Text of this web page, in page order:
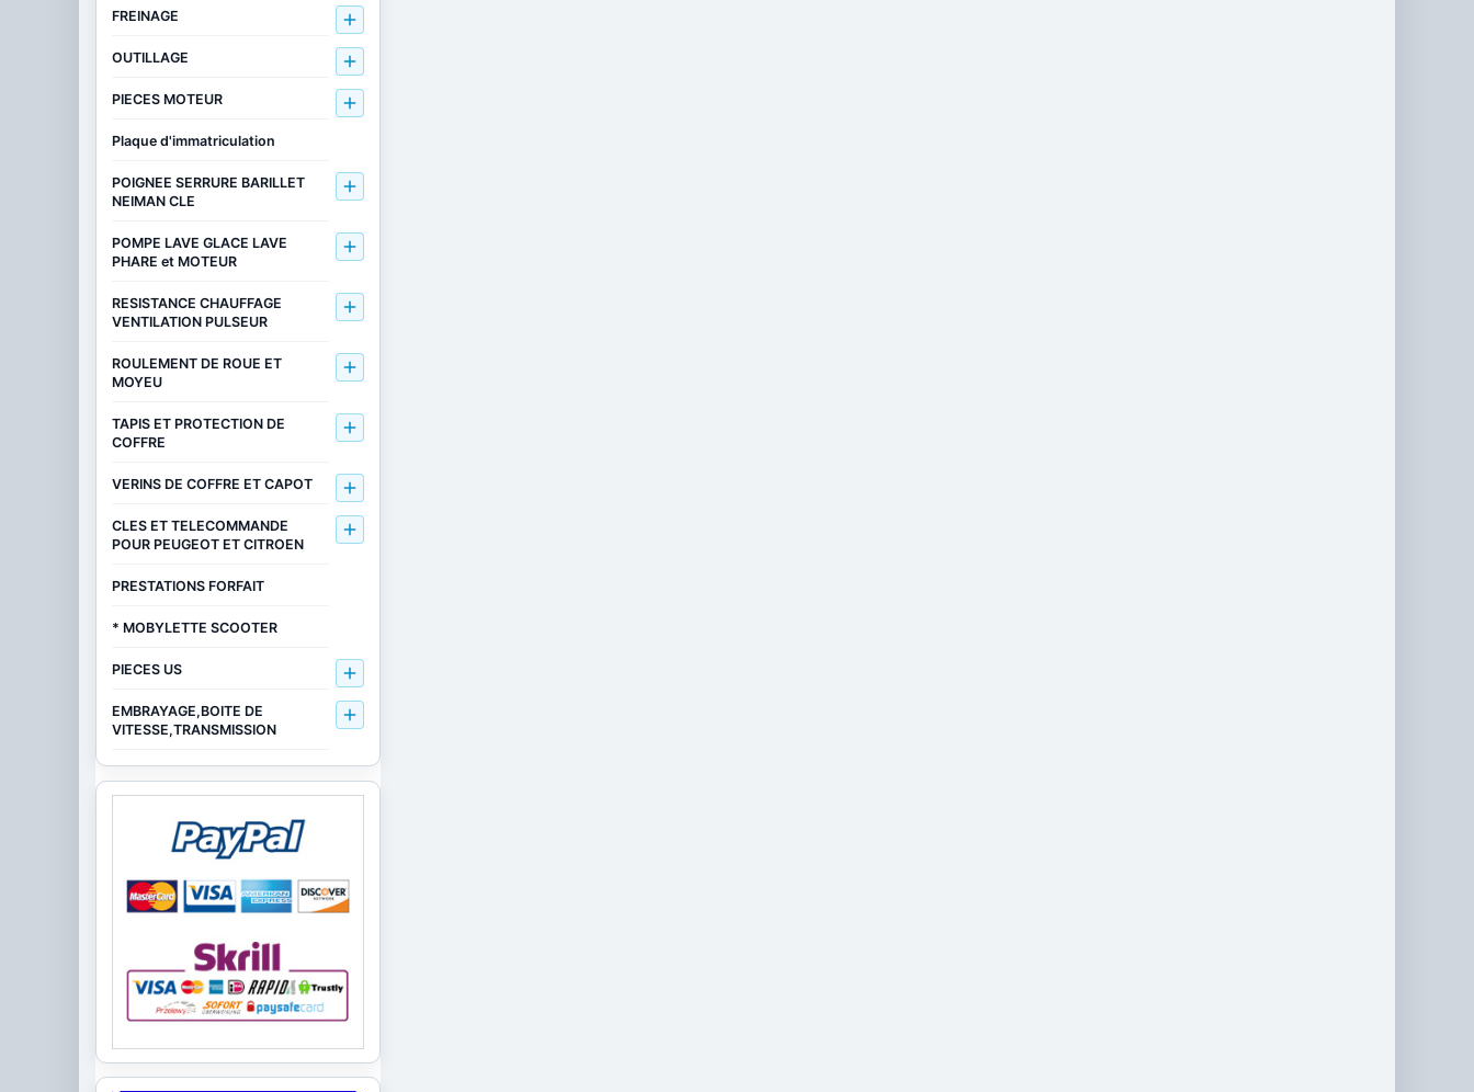
FREINAGE 
OUTILLAGE 
PIECES MOTEUR 
Plaque d'immatriculation
POIGNEE SERRURE BARILLET
NEIMAN CLE

POMPE LAVE GLACE LAVE
PHARE et MOTEUR

RESISTANCE CHAUFFAGE
VENTILATION PULSEUR

ROULEMENT DE ROUE ET
MOYEU

TAPIS ET PROTECTION DE
COFFRE

VERINS DE COFFRE ET CAPOT 
CLES ET TELECOMMANDE
POUR PEUGEOT ET CITROEN

PRESTATIONS FORFAIT
* MOBYLETTE SCOOTER
PIECES US 
EMBRAYAGE,BOITE DE
VITESSE,TRANSMISSION
